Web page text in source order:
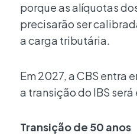
porque as alíquotas
precisarão ser
a carga tributária.
Em 2027, a CBS entra
a transição do IBS
Transição de 50 anos